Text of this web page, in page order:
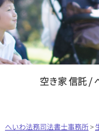
空き家 信託 /
へいわ法務司法書士事務所>